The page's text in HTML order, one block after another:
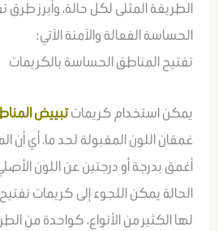
الطريقة المثلى لكل حالة، وأبرز طرق
الحساسة الفعالة والآمنة الآتي:
تفتيح المناطق الحساسة بالكريمات
يمكن استخدام كريماتتبييض
غمقان اللون المقبولة لحد ما، أي أن
أغمق بدرجة أو درجتين عن اللون
الحالة يمكن اللجوء إلى كريمات
لها الكثير من الأنواع، كواحدة من